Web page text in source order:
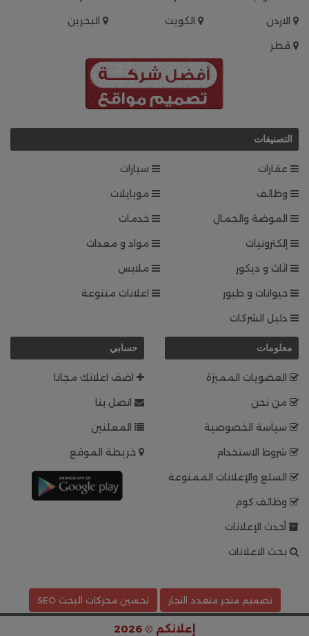
الاردن
الكويت
البحرين
قطر
التصنيفات
عقارات
سيارات
وظائف
موبايلات
الموضة والجمال
خدمات
إلكترونيات
مواد و معدات
اثاث و ديكور
ملابس
حيوانات و طيور
اعلانات متنوعة
دليل الشركات
معلومات
العضويات المميزة
من نحن
سياسة الخصوصية
شروط الاستخدام
السلع والإعلانات الممنوعة
وظائف.كوم
أحدث الإعلانات
بحث الاعلانات
حسابي
اضف اعلانك مجانا
اتصل بنا
المعلنين
خريطة الموقع
تصميم متجر متعدد التجار تحسين محركات البحث SEO
إعلانكم © 2026